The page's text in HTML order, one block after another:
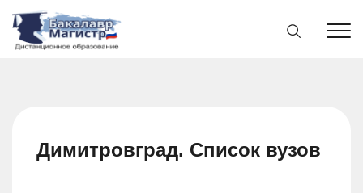
Димитровград. Список вузов